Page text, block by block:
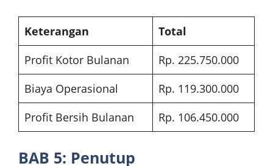
Keterangan
Total
Profit Kotor Bulanan
Rp. 225.750.000
Biaya Operasional
Rp. 119.300.000
Profit Bersih Bulanan
Rp. 106.450.000
BAB 5: Penutup